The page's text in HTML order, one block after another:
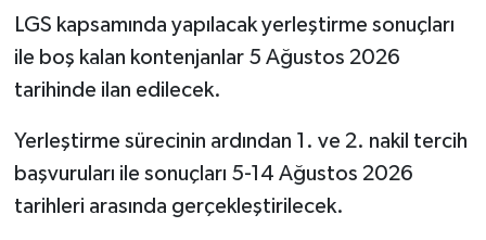
LGS kapsamında yapılacak yerleştirme sonuçları
ile boş kalan kontenjanlar 5 Ağustos 2026
tarihinde ilan edilecek.
Yerleştirme sürecinin ardından 1. ve 2. nakil tercih
başvuruları ile sonuçları 5-14 Ağustos 2026
tarihleri arasında gerçekleştirilecek.